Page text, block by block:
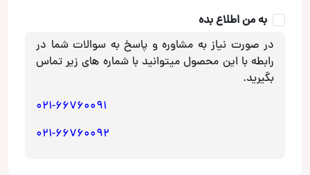
به من اطلاع بده
در صورت نیاز به مشاوره و پاسخ به سوالات شما در
رابطه با این محصول میتوانید با شماره های زیر تماس
بگیرید.
021-66760091
021-66760092